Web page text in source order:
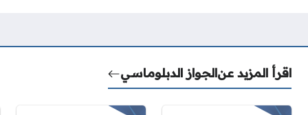
اقرأ المزيد عنالجواز الدبلوماسي